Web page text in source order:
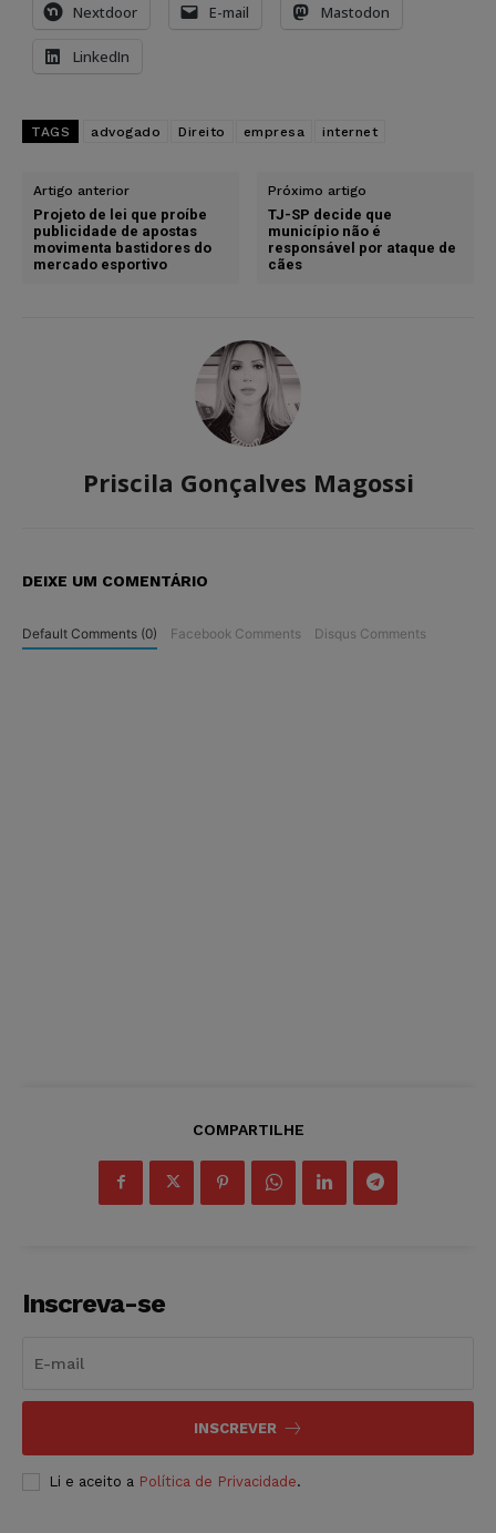
Nextdoor E-mail Mastodon
LinkedIn
TAGS advogado Direito empresa internet
Artigo anterior
Projeto de lei que proíbe
publicidade de apostas
movimenta bastidores do
mercado esportivo
Próximo artigo
TJ-SP decide que
município não é
responsável por ataque de
cães
Priscila Gonçalves Magossi
DEIXE UM COMENTÁRIO
Default Comments (0) Facebook Comments Disqus Comments
COMPARTILHE
Inscreva-se
INSCREVER
Li e aceito a Política de Privacidade.